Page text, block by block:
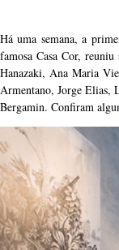
Há uma semana, a
famosa Casa Cor,
Hanazaki, Ana Maria
Armentano, Jorge Elias,
Bergamin. Confiram